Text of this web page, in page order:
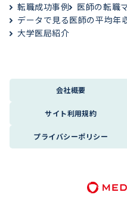
転職成功事例
医師の転職
データで見る医師の平均年
大学医局紹介
会社概要
サイト利用規約
プライバシーポリシー